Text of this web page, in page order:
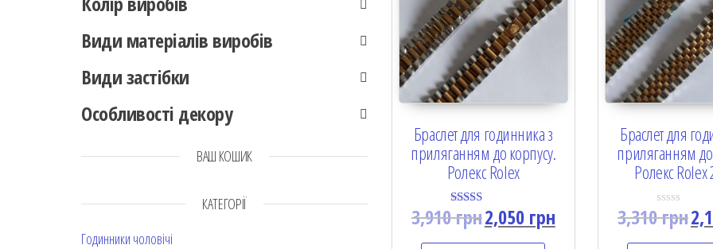
Види матеріалів виробів
Види застібки
Особливості декору
ВАШ КОШИК
КАТЕГОРІЇ
Годинники чоловічі
Браслет для годинника з
приляганням до корпусу.
Ролекс Rolex
Rated
5.00
3,910грн2,050грн
Браслет для
приляганням
Ролекс
R
a
3,310грн